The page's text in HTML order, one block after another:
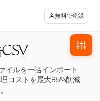
無料で登録
イルを一括インポート
コストを最大85%削減